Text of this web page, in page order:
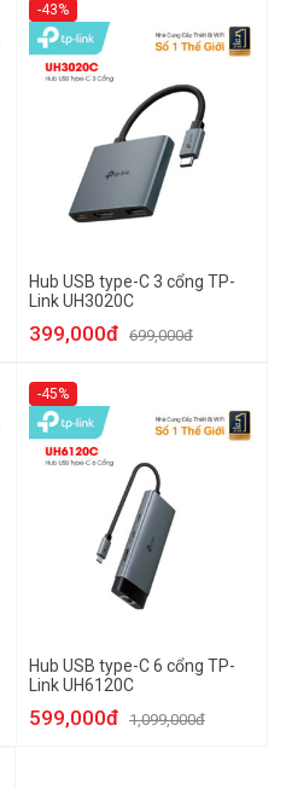
-43%
Hub USB type-C 3 cổng TP-
Link UH3020C
399,000đ 699,000đ
-45%
Hub USB type-C 6 cổng TP-
Link UH6120C
599,000đ 1,099,000đ